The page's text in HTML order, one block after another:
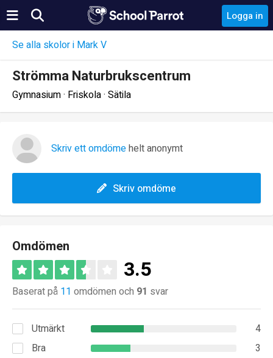
Logga in
Se alla skolor i Mark V
Strömma Naturbrukscentrum
Gymnasium · Friskola · Sätila
Skriv ett omdömehelt anonymt
Skriv omdöme
Omdömen
3.5
Baserat på 11 omdömen och 91 svar
Utmärkt
4
Bra
3